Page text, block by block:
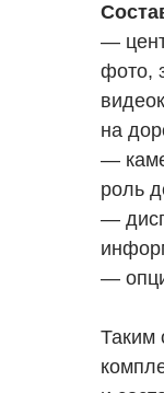
—
фото,
на
—
роль
—
—
Таким